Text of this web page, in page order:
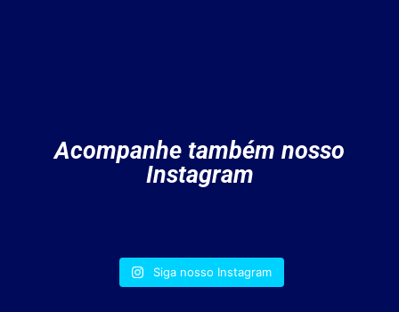
Acompanhe também nosso
Instagram
Siga nosso Instagram